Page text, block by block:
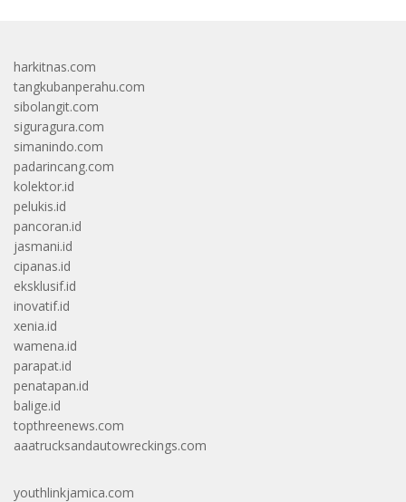
harkitnas.com
tangkubanperahu.com
sibolangit.com
siguragura.com
simanindo.com
padarincang.com
kolektor.id
pelukis.id
pancoran.id
jasmani.id
cipanas.id
eksklusif.id
inovatif.id
xenia.id
wamena.id
parapat.id
penatapan.id
balige.id
topthreenews.com
aaatrucksandautowreckings.com
youthlinkjamica.com